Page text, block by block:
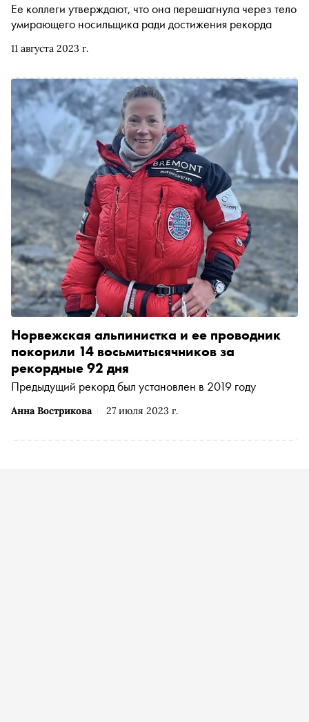
11 августа 2023 г.
Ее коллеги утверждают, что она перешагнула через тело
умирающего носильщика ради достижения рекорда
Анна Вострикова 27 июля 2023 г.
Норвежская альпинистка и ее проводник
покорили 14 восьмитысячников за
рекордные 92 дня
Предыдущий рекорд был установлен в 2019 году